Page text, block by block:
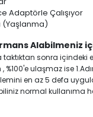
Adaptörle Çalışıyor
(Yaşlanma)
Alabilmeniz
taktıktan sonra
%100'e ulaşmaz ise
en az 5 defa
normal kullanıma